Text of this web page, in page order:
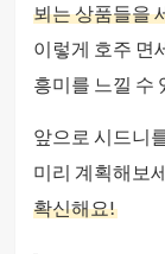
뵈는 상품들을
이렇게 호주 면
흥미를 느낄 수
앞으로 시드니
미리 계획해보
확신해요!